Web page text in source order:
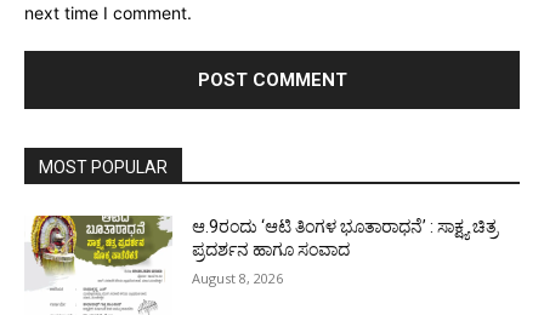
next time I comment.
MOST POPULAR
ಆ.9ರಂದು ‘ಆಟಿ ತಿಂಗಳ ಭೂತಾರಾಧನೆ’ : ಸಾಕ್ಷ್ಯ ಚಿತ್ರ
ಪ್ರದರ್ಶನ ಹಾಗೂ ಸಂವಾದ
August 8, 2026